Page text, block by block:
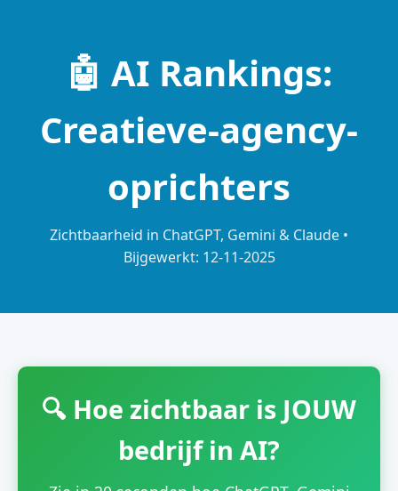
🤖 AI Rankings:
Creatieve-agency-
oprichters
Zichtbaarheid in ChatGPT, Gemini & Claude •
Bijgewerkt: 12-11-2025
🔍 Hoe zichtbaar is JOUW
bedrijf in AI?